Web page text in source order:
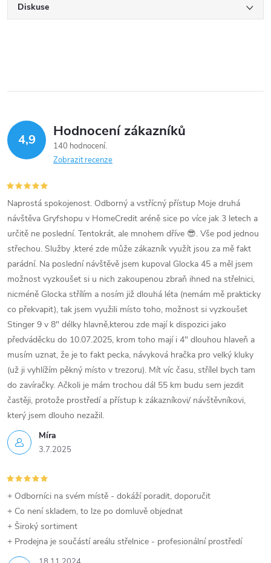
Diskuse
4,9 Hodnocení zákazníků
140 hodnocení
Zobrazit recenze
Míra
3.7.2025
Naprostá spokojenost. Odborný a vstřícný přístup Moje druhá
návštěva Gryfshopu v HomeCredit aréně sice po více jak 3 letech a
určitě ne poslední. Tentokrát, ale mnohem dříve 😎. Vše pod jednou
střechou. Služby ,které zde může zákazník využít jsou za mě fakt
parádní. Na poslední návštěvě jsem kupoval Glocka 45 a měl jsem
možnost vyzkoušet si u nich zakoupenou zbraň ihned na střelnici,
nicméně Glocka střílím a nosím již dlouhá léta (nemám mě prakticky
co překvapit), tak jsem využili místo toho, možnost si vyzkoušet
Stinger 9 v 8" délky hlavně,kterou zde mají k dispozici jako
předváděcku do 10.07.2025, krom toho mají i 4" dlouhou hlaveň a
musím uznat, že je to fakt pecka, návyková hračka pro velký kluky
(už ji vyhlížím pěkný místo v trezoru). Mít víc času, střílel bych tam
do zavíračky. Ačkoli je mám trochou dál 55 km budu sem jezdit
častěji, protože prostředí a přístup k zákazníkovi/ návštěvníkovi,
který jsem dlouho nezažil.
+ Odborníci na svém místě - dokáží poradit, doporučit
+ Co není skladem, to lze po domluvě objednat
+ Široký sortiment
+ Prodejna je součástí areálu střelnice - profesionální prostředí